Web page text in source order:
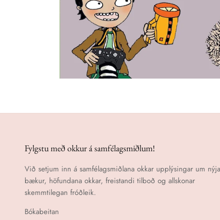
Fylgstu með okkur á samfélagsmiðlum!
Við setjum inn á samfélagsmiðlana okkar upplýsingar um
bækur, höfundana okkar, freistandi tilboð og allskonar
skemmtilegan fróðleik.
Bókabeitan